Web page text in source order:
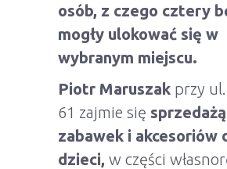
osób, z czego cztery
mogły ulokować się w
wybranym miejscu.
Piotr Maruszak przy ul.
61 zajmie się
zabawek i akcesoriów
dzieci, w części